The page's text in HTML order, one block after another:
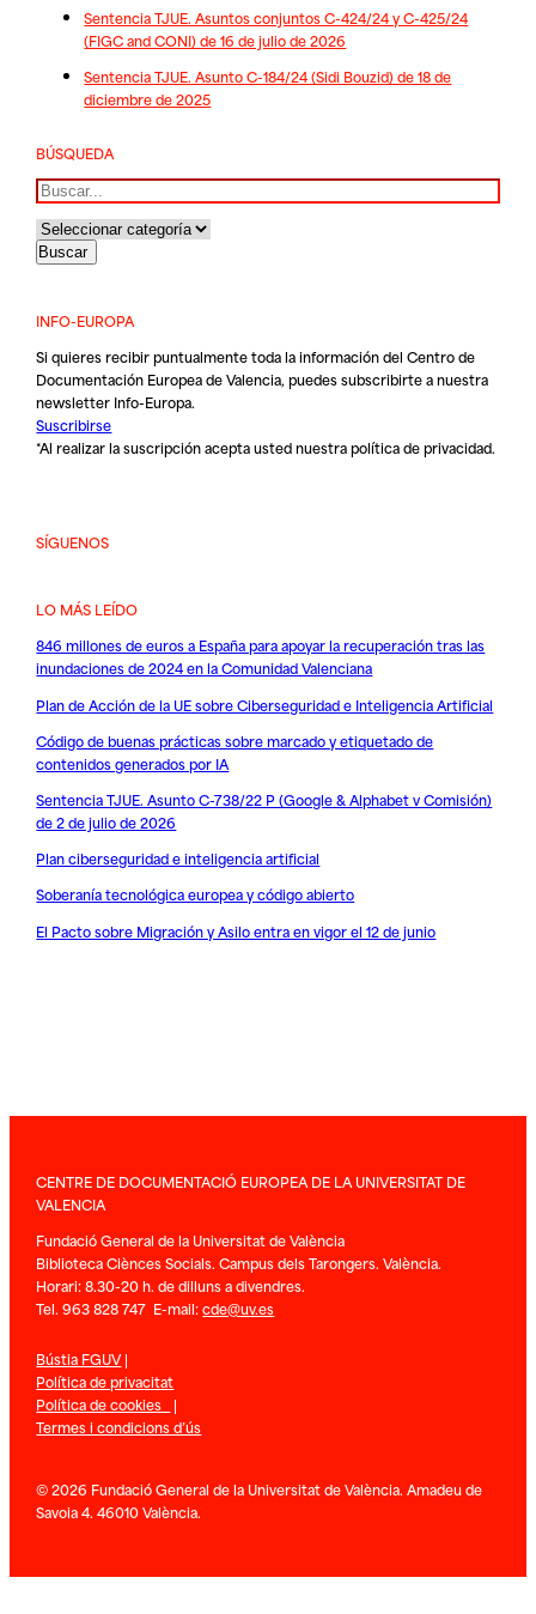
Sentencia TJUE. Asuntos conjuntos C-424/24 y C-425/24
(FIGC and CONI) de 16 de julio de 2026
Sentencia TJUE. Asunto C-184/24 (Sidi Bouzid) de 18 de
diciembre de 2025
BÚSQUEDA
Buscar
INFO-EUROPA
Si quieres recibir puntualmente toda la información del Centro de
Documentación Europea de Valencia, puedes subscribirte a nuestra
newsletter Info-Europa.
Suscribirse
*Al realizar la suscripción acepta usted nuestrapolítica de privacidad.
SÍGUENOS
LO MÁS LEÍDO
846 millones de euros a España para apoyar la recuperación tras las
inundaciones de 2024 en la Comunidad Valenciana
Plan de Acción de la UE sobre Ciberseguridad e Inteligencia Artificial
Código de buenas prácticas sobre marcado y etiquetado de
contenidos generados por IA
Sentencia TJUE. Asunto C-738/22 P (Google & Alphabet v Comisión)
de 2 de julio de 2026
Plan ciberseguridad e inteligencia artificial
Soberanía tecnológica europea y código abierto
El Pacto sobre Migración y Asilo entra en vigor el 12 de junio
CENTRE DE DOCUMENTACIÓ EUROPEA DE LA UNIVERSITAT DE
VALENCIA
Fundació General de la Universitat de València
Biblioteca Ciènces Socials. Campus dels Tarongers. València.
Horari: 8.30-20 h. de dilluns a divendres.
Tel. 963 828 747 E-mail:cde@uv.es
Bústia FGUV|
Política de privacitat
Política de cookies |
Termes i condicions d’ús
© 2026 Fundació General de la Universitat de València. Amadeu de
Savoia 4. 46010 València.